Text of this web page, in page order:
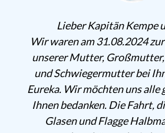
Kapitän Kempe und Crew!
am 31.08.2024 zur Seebestattung
Großmutter, Urgroßmutter
bei Ihnen auf der MS
möchten uns alle ganz herzlich bei
Die Fahrt, die Zeremonie, 8
und Flagge Halbmast war alles